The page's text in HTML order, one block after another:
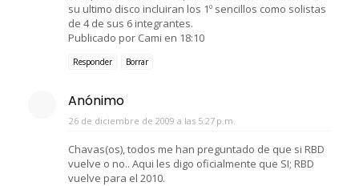
su ultimo disco incluiran los 1º sencillos como solistas
de 4 de sus 6 integrantes.
Publicado por Cami en 18:10
Responder Borrar
Anónimo
26 de diciembre de 2009 a las 5:27 p.m.
Chavas(os), todos me han preguntado de que si RBD
vuelve o no.. Aqui les digo oficialmente que SI; RBD
vuelve para el 2010.